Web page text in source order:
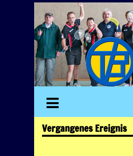
Vergangenes Ereignis